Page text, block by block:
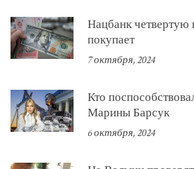
Нацбанк четвертую
покупает
7 октября, 2024
Кто
Марины Барсук
6 октября, 2024